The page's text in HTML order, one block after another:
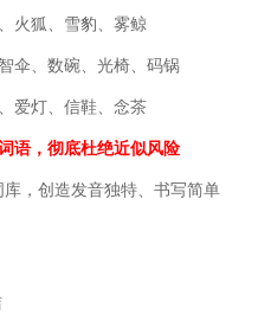
火狐、雪豹、雾鲸
伞、数碗、光椅、码锅
爱灯、信鞋、念茶
语，彻底杜绝近似风险
，创造发音独特、书写简单